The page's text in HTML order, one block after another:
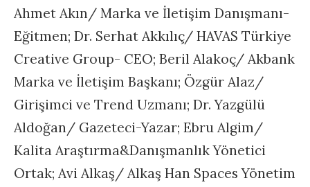
Ahmet Akın/ Marka ve İletişim Danışmanı-
Eğitmen; Dr. Serhat Akkılıç/ HAVAS Türkiye
Creative Group- CEO; Beril Alakoç/ Akbank
Marka ve İletişim Başkanı; Özgür Alaz/
Girişimci ve Trend Uzmanı; Dr. Yazgülü
Aldoğan/ Gazeteci-Yazar; Ebru Algim/
Kalita Araştırma&Danışmanlık Yönetici
Ortak; Avi Alkaş/ Alkaş Han Spaces Yönetim